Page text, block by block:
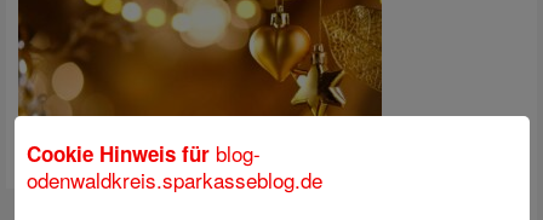
Cookie Hinweis für blog-
odenwaldkreis.sparkasseblog.de